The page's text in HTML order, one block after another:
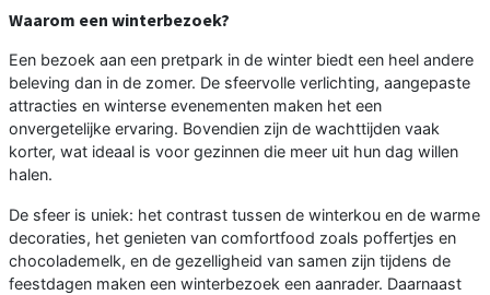
Waarom een winterbezoek?
Een bezoek aan een pretpark in de winter biedt een heel andere
beleving dan in de zomer. De sfeervolle verlichting, aangepaste
attracties en winterse evenementen maken het een
onvergetelijke ervaring. Bovendien zijn de wachttijden vaak
korter, wat ideaal is voor gezinnen die meer uit hun dag willen
halen.
De sfeer is uniek: het contrast tussen de winterkou en de warme
decoraties, het genieten van comfortfood zoals poffertjes en
chocolademelk, en de gezelligheid van samen zijn tijdens de
feestdagen maken een winterbezoek een aanrader. Daarnaast